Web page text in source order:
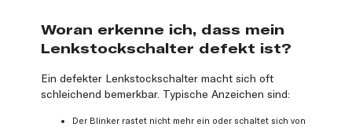
Woran erkenne ich, dass mein
Lenkstockschalter defekt ist?
Ein defekter Lenkstockschalter macht sich oft
schleichend bemerkbar. Typische Anzeichen sind:
Der Blinker rastet nicht mehr ein oder schaltet sich von